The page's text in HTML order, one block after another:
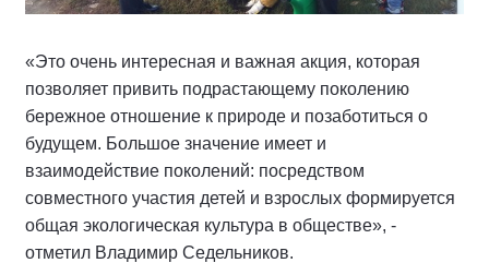
«Это очень интересная и важная акция, которая
позволяет привить подрастающему поколению
бережное отношение к природе и позаботиться о
будущем. Большое значение имеет и
взаимодействие поколений: посредством
совместного участия детей и взрослых формируется
общая экологическая культура в обществе», -
отметил Владимир Седельников.